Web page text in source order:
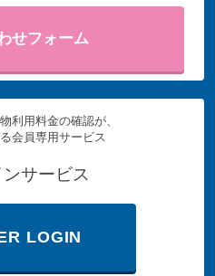
せフォーム
利用料金の確認が、
会員専用サービス
サービス
LOGIN